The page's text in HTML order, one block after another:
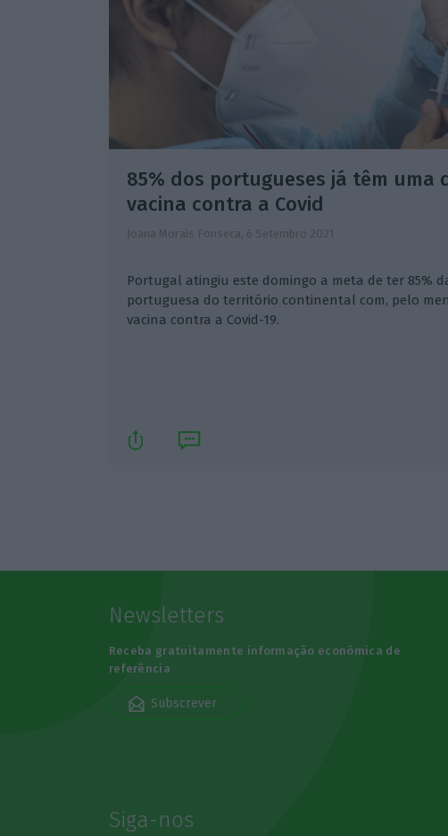
85% dos portugueses já têm uma
vacina contra a Covid
Joana Morais Fonseca, 6 Setembro 2021
Portugal atingiu este domingo a meta de ter 85%
portuguesa do território continental com, pelo
vacina contra a Covid-19.
Newsletters
Receba gratuitamente informação económica de
referência
Subscrever
Siga-nos